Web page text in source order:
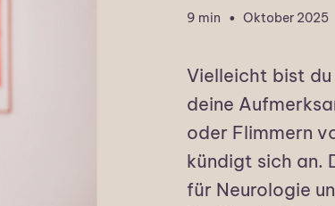
9 min · Oktober 2025
Vielleicht bist du
deine
oder Flimmern
kündigt sich an.
für Neurologie